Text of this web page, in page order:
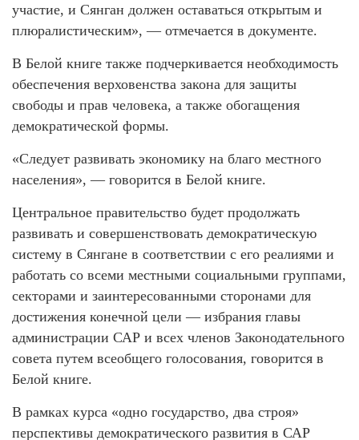
участие, и Сянган должен оставаться открытым и
плюралистическим», — отмечается в документе.
В Белой книге также подчеркивается необходимость
обеспечения верховенства закона для защиты
свободы и прав человека, а также обогащения
демократической формы.
«Следует развивать экономику на благо местного
населения», — говорится в Белой книге.
Центральное правительство будет продолжать
развивать и совершенствовать демократическую
систему в Сянгане в соответствии с его реалиями и
работать со всеми местными социальными группами,
секторами и заинтересованными сторонами для
достижения конечной цели — избрания главы
администрации САР и всех членов Законодательного
совета путем всеобщего голосования, говорится в
Белой книге.
В рамках курса «одно государство, два строя»
перспективы демократического развития в САР